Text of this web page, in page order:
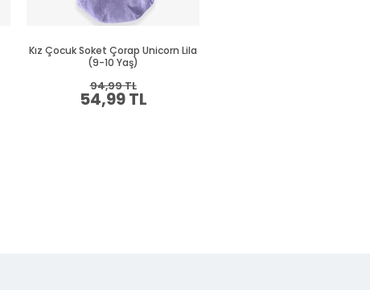
Kız Çocuk Soket Çorap Unicorn Lila
(9-10 Yaş)
54,99 TL
94,99 TL